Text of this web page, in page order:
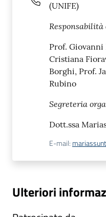
(UNIFE)
Responsabilità
Prof. Giovanni
Cristiana
Borghi, Prof.
Rubino
Segreteria
Dott.ssa
E-mail:
Ulteriori